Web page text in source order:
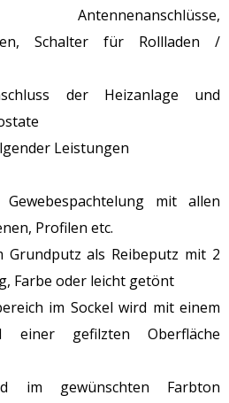
Schalter für Rollladen /
der Heizanlage und
Leistungen
mit allen
Profilen etc.
Grundputz als Reibeputz mit 2
Farbe oder leicht getönt
im Sockel wird mit einem
einer gefilzten Oberfläche
im gewünschten Farbton